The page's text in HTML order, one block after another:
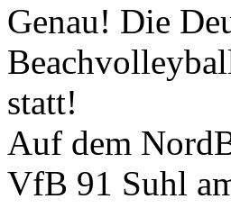
Genau! Die
statt!
Auf dem
VfB 91 Suhl